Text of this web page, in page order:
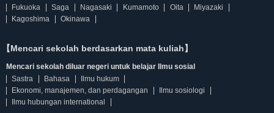
Fukuoka
Saga Nagasaki Kumamoto Oita
Miyazaki
Kagoshima
Okinawa
【Mencari sekolah berdasarkan mata kuliah】
Mencari sekolah diluar negeri untuk belajar Ilmu sosial
Sastra
Bahasa
Ilmu hukum
Ekonomi, manajemen, dan perdagangan
Ilmu sosiologi
Ilmu hubungan international